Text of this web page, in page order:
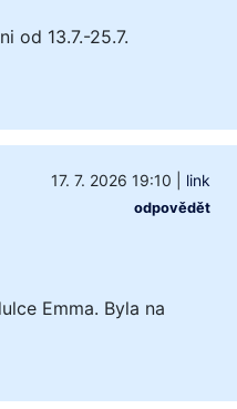
od 13.7.-25.7.
17. 7. 2026 19:10 link
odpovědět
Emma. Byla na